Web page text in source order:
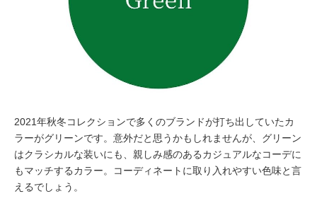
2021年秋冬コレクションで多くのブランドが打ち出していたカ
ラーがグリーンです。意外だと思うかもしれませんが、グリーン
はクラシカルな装いにも、親しみ感のあるカジュアルなコーデに
もマッチするカラー。コーディネートに取り入れやすい色味と言
えるでしょう。